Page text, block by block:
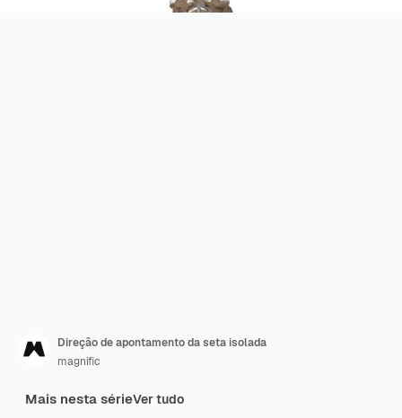
Direção de apontamento da seta isolada
magnific
Mais nesta sérieVer tudo